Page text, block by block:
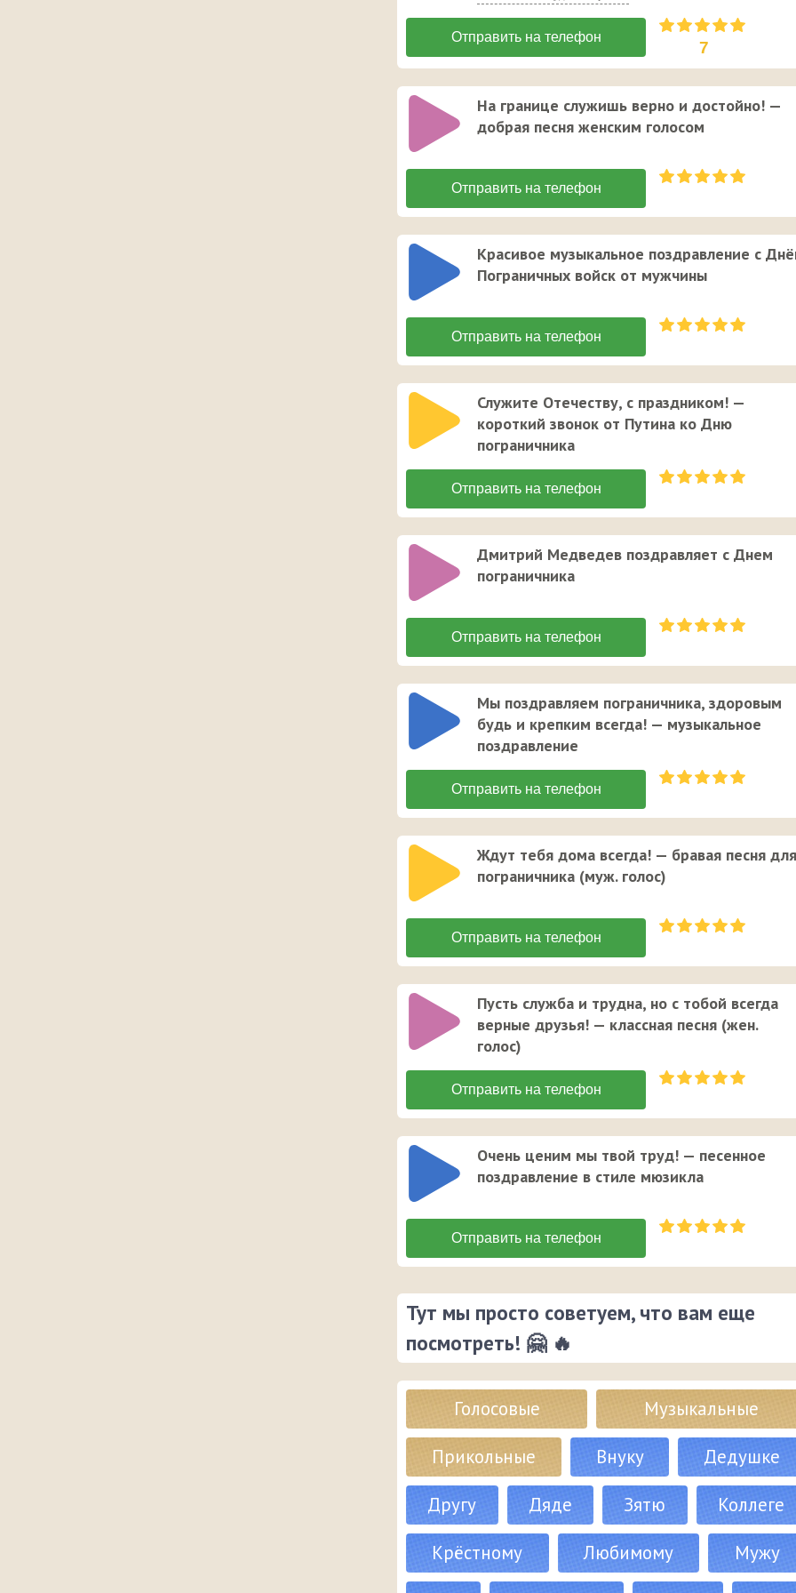
7
На границе служишь верно и достойно! —
добрая песня женским голосом
Красивое музыкальное поздравление с
Пограничных войск от мужчины
Служите Отечеству, с праздником! —
короткий звонок от Путина ко Дню
пограничника
Дмитрий Медведев поздравляет с Днем
пограничника
Мы поздравляем пограничника, здоровым
будь и крепким всегда! — музыкальное
поздравление
Ждут тебя дома всегда! — бравая песня для
пограничника (муж. голос)
Пусть служба и трудна, но с тобой всегда
верные друзья! — классная песня (жен.
голос)
Очень ценим мы твой труд! — песенное
поздравление в стиле мюзикла
Тут мы просто советуем, что вам еще
посмотреть! 🤗 🔥
Голосовые
Музыкальные
Прикольные
Внуку
Дедушке
Другу
Дяде Зятю
Коллеге
Крёстному
Любимому
Мужу